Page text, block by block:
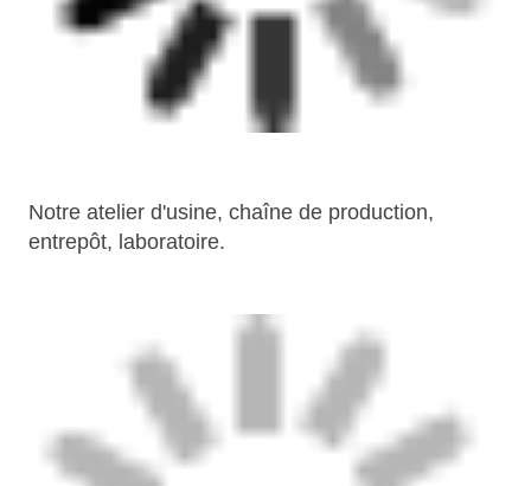
Notre atelier d'usine, chaîne de production,
entrepôt, laboratoire.